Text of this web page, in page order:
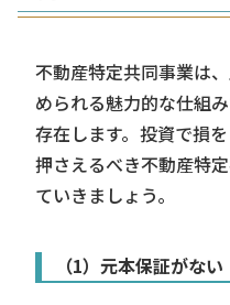
不動産特定共同事業は
められる魅力的な仕組
存在します。投資で損
押さえるべき不動産特
ていきましょう。
（1）元本保証がない